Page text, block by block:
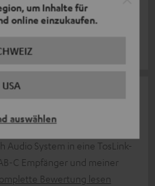
um Inhalte für
online einzukaufen.
USA
auswählen
Audio System in eine TosLink-
C Empfänger und meiner
Bewertung lesen